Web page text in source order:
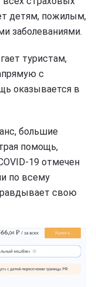
детям, пожилым,
заболеваниями.
туристам,
с
оказывается в
большие
помощь,
19 отмечен
по всему
свою